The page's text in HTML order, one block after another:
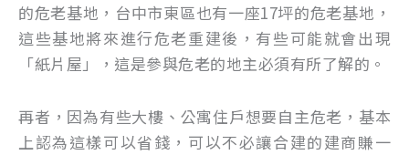
的危老基地，台中市東區也有一座17坪的危老基地，
這些基地將來進行危老重建後，有些可能就會出現
「紙片屋」，這是參與危老的地主必須有所了解的。
再者，因為有些大樓、公寓住戶想要自主危老，基本
上認為這樣可以省錢，可以不必讓合建的建商賺一